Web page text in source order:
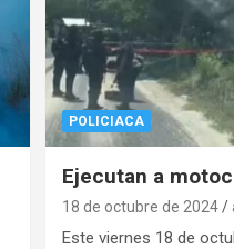
POLICIACA
Ejecutan a
18 de octubre de 2024
Este viernes 18 de